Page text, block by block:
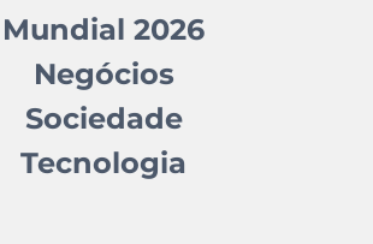
Mundial 2026
Negócios
Sociedade
Tecnologia